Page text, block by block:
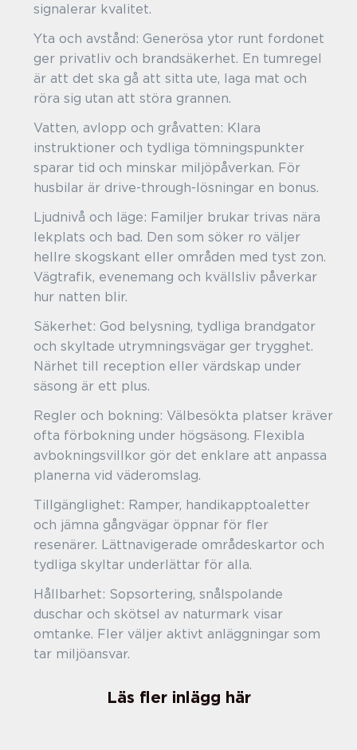
signalerar kvalitet.
Yta och avstånd: Generösa ytor runt fordonet
ger privatliv och brandsäkerhet. En tumregel
är att det ska gå att sitta ute, laga mat och
röra sig utan att störa grannen.
Vatten, avlopp och gråvatten: Klara
instruktioner och tydliga tömningspunkter
sparar tid och minskar miljöpåverkan. För
husbilar är drive-through-lösningar en bonus.
Ljudnivå och läge: Familjer brukar trivas nära
lekplats och bad. Den som söker ro väljer
hellre skogskant eller områden med tyst zon.
Vägtrafik, evenemang och kvällsliv påverkar
hur natten blir.
Säkerhet: God belysning, tydliga brandgator
och skyltade utrymningsvägar ger trygghet.
Närhet till reception eller värdskap under
säsong är ett plus.
Regler och bokning: Välbesökta platser kräver
ofta förbokning under högsäsong. Flexibla
avbokningsvillkor gör det enklare att anpassa
planerna vid väderomslag.
Tillgänglighet: Ramper, handikapptoaletter
och jämna gångvägar öppnar för fler
resenärer. Lättnavigerade områdeskartor och
tydliga skyltar underlättar för alla.
Hållbarhet: Sopsortering, snålspolande
duschar och skötsel av naturmark visar
omtanke. Fler väljer aktivt anläggningar som
tar miljöansvar.
Läs fler inlägg här